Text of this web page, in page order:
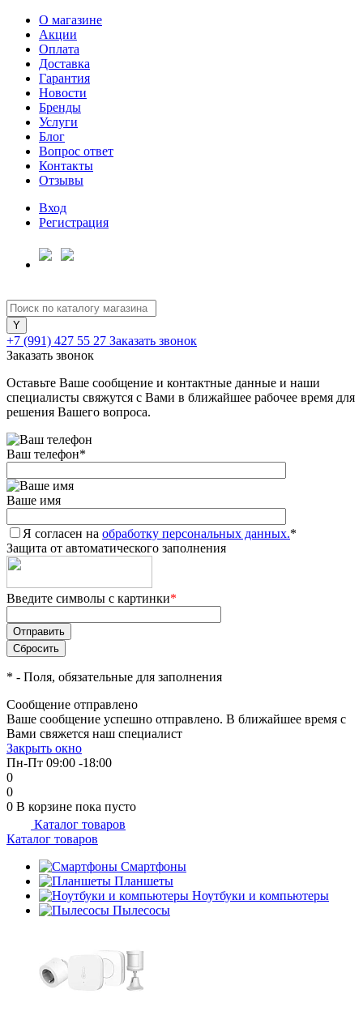
О магазине
Акции
Оплата
Доставка
Гарантия
Новости
Бренды
Услуги
Блог
Вопрос ответ
Контакты
Отзывы
Вход
Регистрация
+7 (991) 427 55 27 Заказать звонок
Заказать звонок
Оставьте Ваше сообщение и контактные данные и наши
специалисты свяжутся с Вами в ближайшее рабочее время для
решения Вашего вопроса.
Ваш телефон*
Ваше имя
Я согласен на обработку персональных данных.*
Защита от автоматического заполнения
Введите символы с картинки*
* - Поля, обязательные для заполнения
Сообщение отправлено
Ваше сообщение успешно отправлено. В ближайшее время с
Вами свяжется наш специалист
Закрыть окно
Пн-Пт 09:00 -18:00
0
0
0 В корзине пока пусто
Каталог товаров
Каталог товаров
Смартфоны
Планшеты
Ноутбуки и компьютеры
Пылесосы
Для клиентов всех банков
Разбейте
оплатуна части
без переплат
График платежей
Сегодня
25%
Добавляйте товары
в корзину
Оплачивайте сегодня только
25% картой любого банка
Получайте товар
выбранный способом
Оставшиеся75% будут
списыватьсяс вашей карты
по
Подробнее
об оплате Плайтом
недели
plait.ru